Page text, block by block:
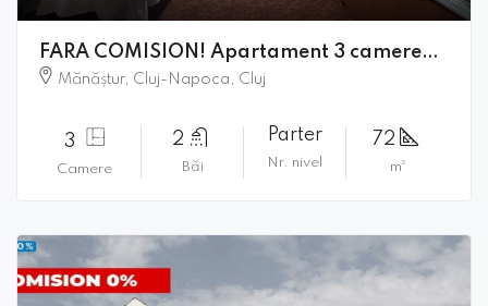
FARA COMISION! Apartament 3 camere+2 bai, 72 mp, zona Campului┃
Mănăștur, Cluj-Napoca, Cluj
3
Camere
2
Băi
Parter
Nr. nivel
72
m²